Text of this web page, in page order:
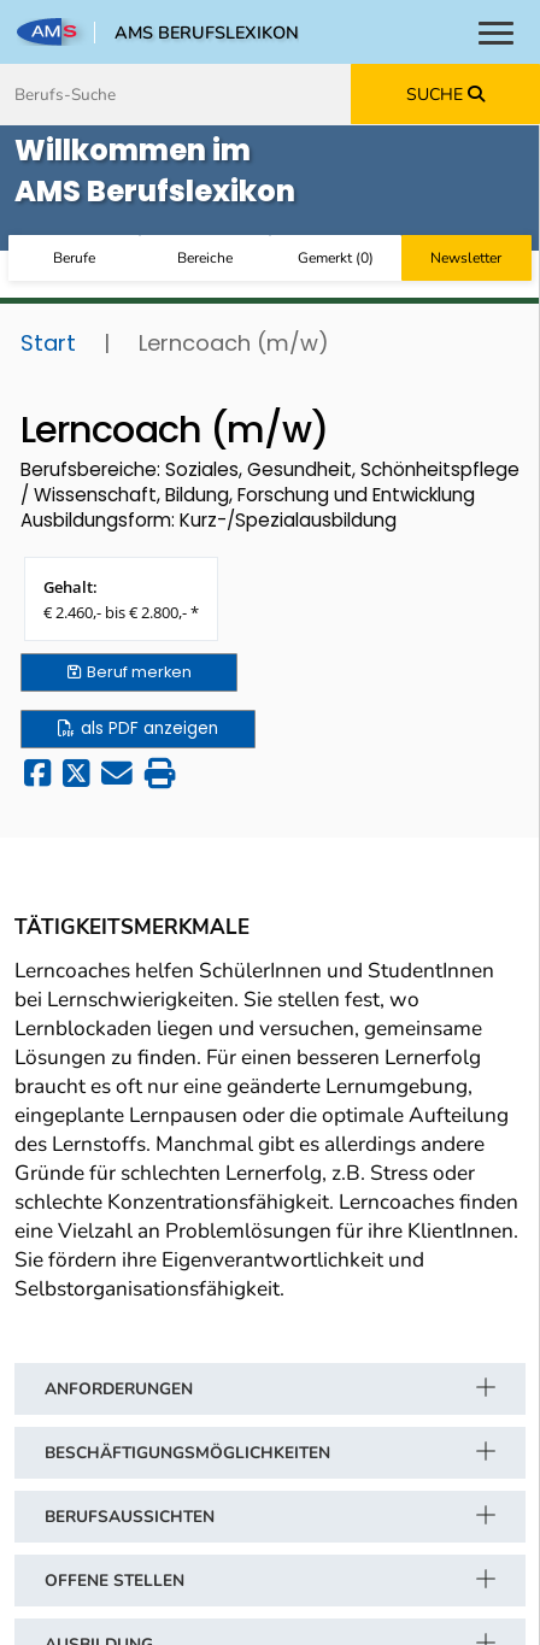
AMS BERUFSLEXIKON
SUCHE
Willkommen im
AMS Berufslexikon
Berufe Bereiche Gemerkt(0) Newsletter
Start | Lerncoach (m/w)
Lerncoach (m/w)
Berufsbereiche: Soziales, Gesundheit, Schönheitspflege
/ Wissenschaft, Bildung, Forschung und Entwicklung
Ausbildungsform: Kurz-/Spezialausbildung
Gehalt:
€ 2.460,- bis € 2.800,- *
Berufmerken
als PDF anzeigen
TÄTIGKEITSMERKMALE
Lerncoaches helfen SchülerInnen und StudentInnen
bei Lernschwierigkeiten. Sie stellen fest, wo
Lernblockaden liegen und versuchen, gemeinsame
Lösungen zu finden. Für einen besseren Lernerfolg
braucht es oft nur eine geänderte Lernumgebung,
eingeplante Lernpausen oder die optimale Aufteilung
des Lernstoffs. Manchmal gibt es allerdings andere
Gründe für schlechten Lernerfolg, z.B. Stress oder
schlechte Konzentrationsfähigkeit. Lerncoaches finden
eine Vielzahl an Problemlösungen für ihre KlientInnen.
Sie fördern ihre Eigenverantwortlichkeit und
Selbstorganisationsfähigkeit.
ANFORDERUNGEN
BESCHÄFTIGUNGSMÖGLICHKEITEN
BERUFSAUSSICHTEN
OFFENE STELLEN